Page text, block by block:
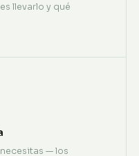
llevarlo y qué
— los